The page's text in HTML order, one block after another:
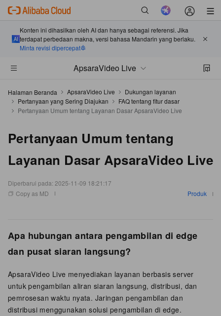
Konten ini dihasilkan oleh AI dan hanya sebagai referensi. Jika
terdapat perbedaan makna, versi bahasa Mandarin yang berlaku.
Minta revisi dipercepat
ApsaraVideo Live
Halaman Beranda ApsaraVideo Live
Dukungan layanan
Pertanyaan yang Sering Diajukan
FAQ tentang fitur dasar
Pertanyaan Umum tentang Layanan Dasar ApsaraVideo Live
Pertanyaan Umum tentang
Layanan Dasar ApsaraVideo Live
Diperbarui pada: 2025-11-09 18:21:17
Copy as MD
Produk
Apa hubungan antara pengambilan di edge
dan pusat siaran langsung?
ApsaraVideo Live menyediakan layanan berbasis server
untuk pengambilan aliran siaran langsung, distribusi, dan
pemrosesan waktu nyata. Jaringan pengambilan dan
distribusi menggunakan solusi pengambilan di edge.